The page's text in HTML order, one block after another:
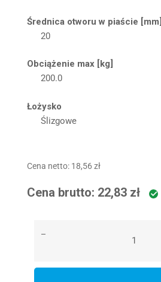
Średnica otworu w piaście [mm]
20
Obciążenie max [kg]
200.0
Łożysko
Ślizgowe
Cena netto: 18,56 zł
Cena brutto: 22,83 zł